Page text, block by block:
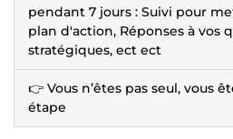
pendant 7 jours : Suivi pour
plan d'action, Réponses à vos
stratégiques, ect ect
👉 Vous n’êtes pas seul, vous
étape